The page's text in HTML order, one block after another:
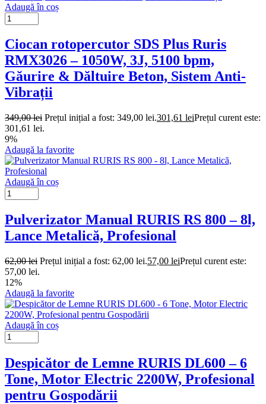
Adaugă în coș
Ciocan rotopercutor SDS Plus Ruris
RMX3026 – 1050W, 3J, 5100 bpm,
Găurire & Dăltuire Beton, Sistem Anti-
Vibrații
349,00lei Prețul inițial a fost: 349,00 lei.301,61 leiPrețul curent este:
301,61 lei.
9%
Adaugă la favorite
Adaugă în coș
Pulverizator Manual RURIS RS 800 – 8l,
Lance Metalică, Profesional
62,00lei Prețul inițial a fost: 62,00 lei.57,00 leiPrețul curent este:
57,00 lei.
12%
Adaugă la favorite
Adaugă în coș
Despicător de Lemne RURIS DL600 – 6
Tone, Motor Electric 2200W, Profesional
pentru Gospodării